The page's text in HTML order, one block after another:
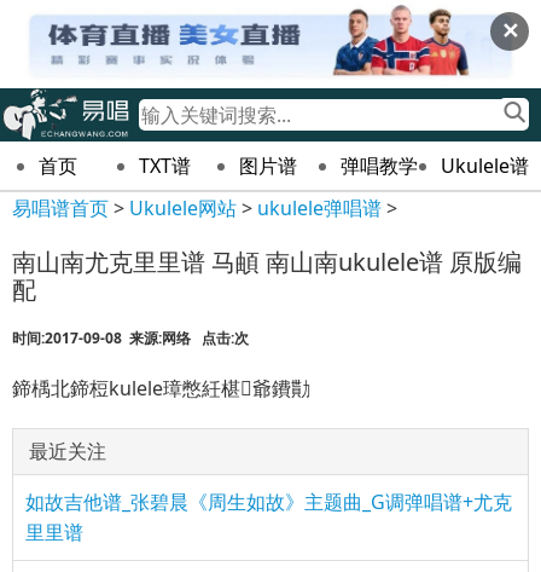
✕
首页 TXT谱 图片谱 弹唱教学
Ukulele谱
易唱谱首页> Ukulele网站> ukulele弹唱谱>
南山南尤克里里谱 马頔 南山南ukulele谱 原版编
配
时间:2017-09-08 来源:网络 点击:次
鍗楀北鍗梪kulele璋憋紝椹爺鐨勩
最近关注
如故吉他谱_张碧晨《周生如故》主题曲_G调弹唱谱+尤克
里里谱